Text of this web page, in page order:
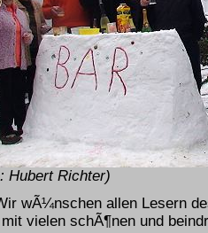
Hubert Richter)
wÃ¼nschen allen Lesern
vielen schÃ¶nen und